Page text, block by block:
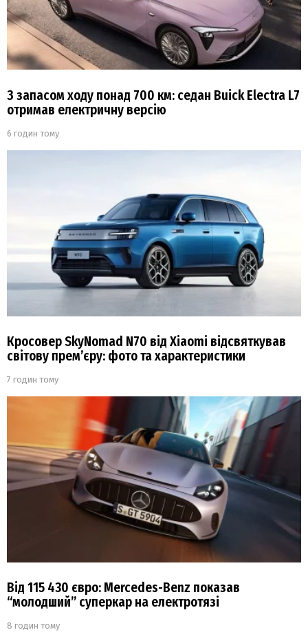
З запасом ходу понад 700 км: седан Buick Electra L7
отримав електричну версію
6 годин тому
Кросовер SkyNomad N70 від Xiaomi відсвяткував
світову прем’єру: фото та характеристики
7 годин тому
Від 115 430 євро: Mercedes-Benz показав
“молодший” суперкар на електротязі
8 годин тому